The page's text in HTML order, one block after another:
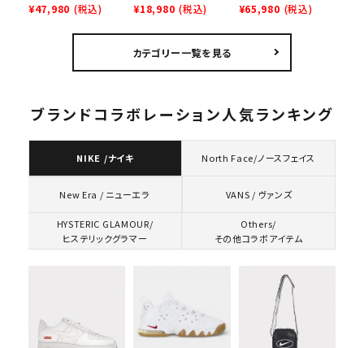
Backpack バックパッ
¥47,980 (税込)
Homerun Tee ホー
¥18,980 (税込)
Bag ダッフルバッグ
¥65,980 (税込)
カテゴリー一覧を見る
ブランドコラボレーション人気ランキング
NIKE /ナイキ North Face/ノースフェイス
New Era / ニューエラ VANS / ヴァンズ
HYSTERIC GLAMOUR/
ヒステリックグラマー
Others/
その他コラボアイテム